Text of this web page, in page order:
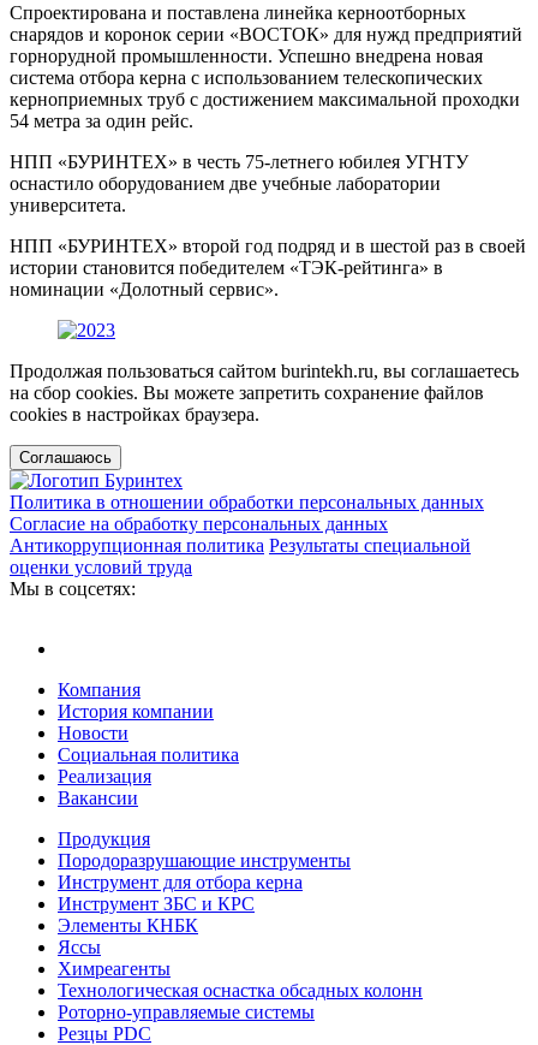
Спроектирована и поставлена линейка керноотборных
снарядов и коронок серии «ВОСТОК» для нужд предприятий
горнорудной промышленности. Успешно внедрена новая
система отбора керна с использованием телескопических
керноприемных труб с достижением максимальной проходки
54 метра за один рейс.
НПП «БУРИНТЕХ» в честь 75-летнего юбилея УГНТУ
оснастило оборудованием две учебные лаборатории
университета.
НПП «БУРИНТЕХ» второй год подряд и в шестой раз в своей
истории становится победителем «ТЭК-рейтинга» в
номинации «Долотный сервис».
Продолжая пользоваться сайтом burintekh.ru, вы соглашаетесь
на сбор cookies. Вы можете запретить сохранение файлов
cookies в настройках браузера.
Соглашаюсь
Политика в отношении обработки персональных данных
Согласие на обработку персональных данных
Антикоррупционная политика Результаты специальной
оценки условий труда
Мы в соцсетях:
Компания
История компании
Новости
Социальная политика
Реализация
Вакансии
Продукция
Породоразрушающие инструменты
Инструмент для отбора керна
Инструмент ЗБС и КРС
Элементы КНБК
Яссы
Химреагенты
Технологическая оснастка обсадных колонн
Роторно-управляемые системы
Резцы PDC